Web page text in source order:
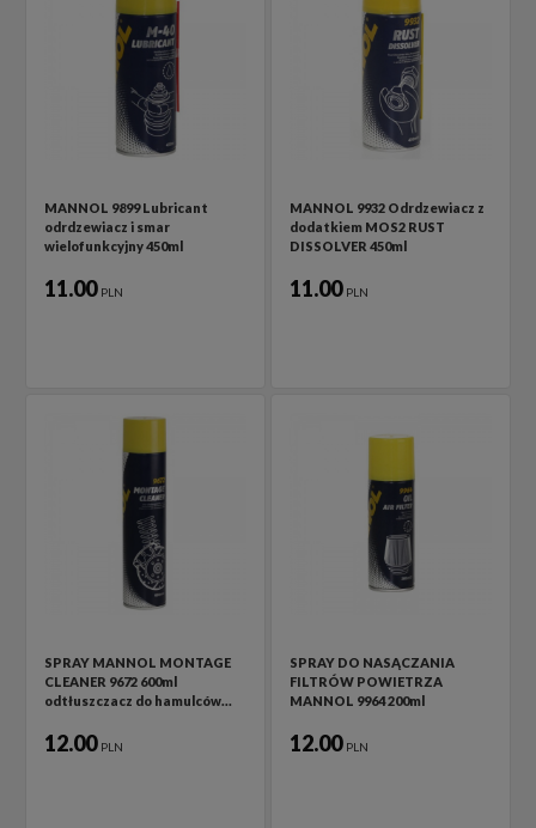
MANNOL 9899 Lubricant
odrdzewiacz i smar
wielofunkcyjny 450ml
11.00 PLN
MANNOL 9932 Odrdzewiacz z
dodatkiem MOS2 RUST
DISSOLVER 450ml
11.00 PLN
SPRAY MANNOL MONTAGE
CLEANER 9672 600ml
odtłuszczacz do hamulców…
12.00 PLN
SPRAY DO NASĄCZANIA
FILTRÓW POWIETRZA
MANNOL 9964 200ml
12.00 PLN